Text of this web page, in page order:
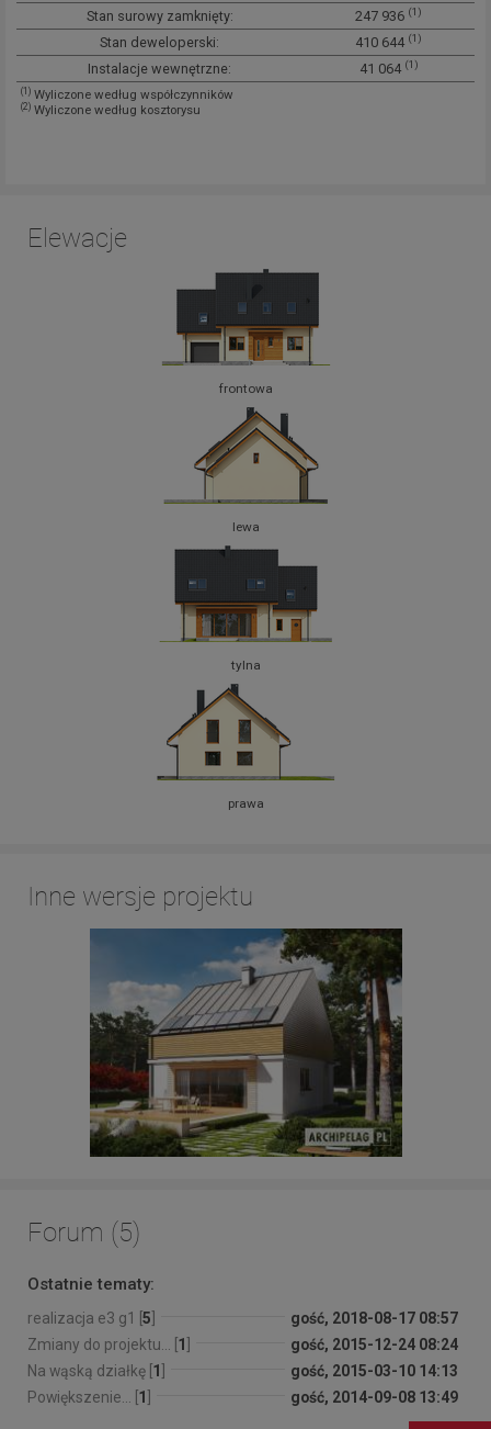
Stan surowy zamknięty: 247 936 (1)
Stan deweloperski: 410 644 (1)
Instalacje wewnętrzne: 41 064 (1)
(1) Wyliczone według współczynników
(2) Wyliczone według kosztorysu
Elewacje
frontowa
lewa
tylna
prawa
Inne wersje projektu
Forum (5)
Ostatnie tematy:
realizacja e3 g1 [ 5
gość, 2018-08-17 08:57
Zmiany do projektu... [ 1
gość, 2015-12-24 08:24
Na wąską działkę [ 1
gość, 2015-03-10 14:13
Powiększenie... [ 1 gość, 2014-09-08 13:49